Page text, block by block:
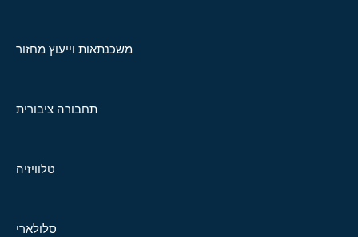
משכנתאות וייעוץ מחזור
תחבורה ציבורית
טלוויזיה
סלולארי